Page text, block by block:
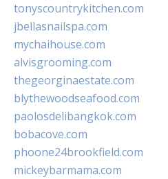
tonyscountrykitchen.com
jbellasnailspa.com
mychaihouse.com
alvisgrooming.com
thegeorginaestate.com
blythewoodseafood.com
paolosdelibangkok.com
bobacove.com
phoone24brookfield.com
mickeybarmama.com